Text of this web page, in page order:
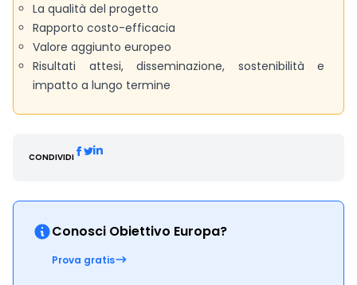
La qualità del progetto
Rapporto costo-efficacia
Valore aggiunto europeo
Risultati attesi, disseminazione, sostenibilità e
impatto a lungo termine
CONDIVIDI
Conosci Obiettivo Europa?
Prova gratis